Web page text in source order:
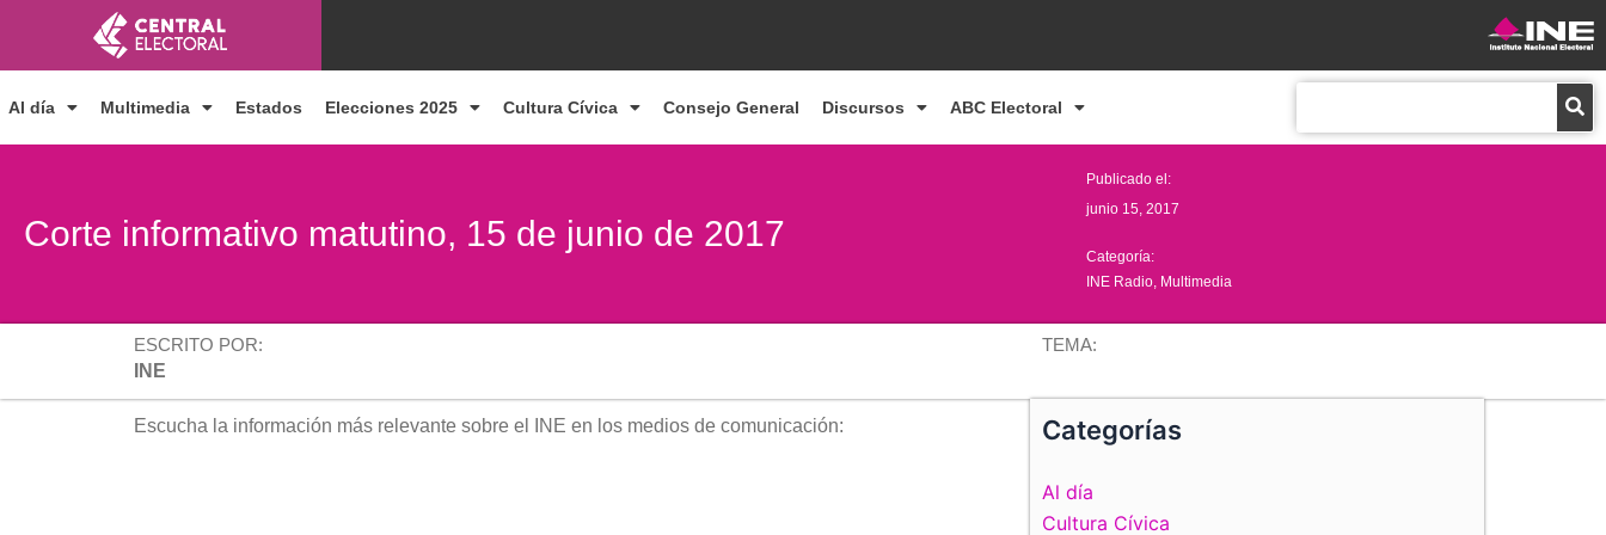
contenido
Al día Multimedia Estados Elecciones 2025 Cultura Cívica Consejo General Discursos ABC Electoral
Corte informativo matutino, 15 de junio de 2017
Publicado el:
junio 15, 2017
Categoría:
INE Radio Multimedia
ESCRITO POR:
INE
TEMA:
Escucha la información más relevante sobre el INE en los medios de comunicación: Categorías
Al día
Cultura Cívica